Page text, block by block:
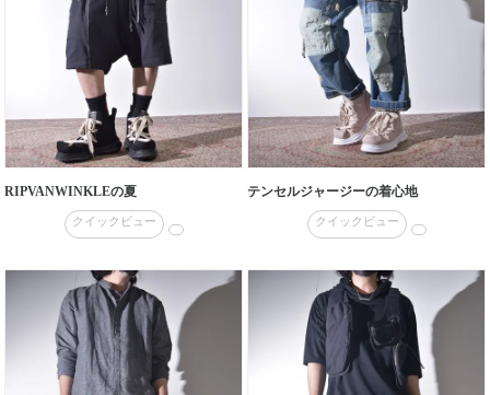
RIPVANWINKLEの夏
クイックビュー
テンセルジャージーの着心地
クイックビュー